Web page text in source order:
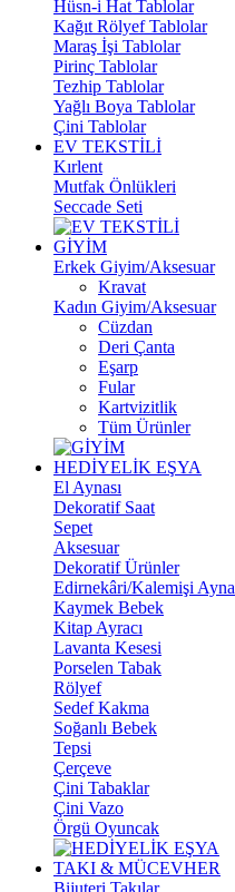
Hüsn-i Hat Tablolar
Kağıt Rölyef Tablolar
Maraş İşi Tablolar
Pirinç Tablolar
Tezhip Tablolar
Yağlı Boya Tablolar
Çini Tablolar
EV TEKSTİLİ
Kırlent
Mutfak Önlükleri
Seccade Seti
GİYİM
Erkek Giyim/Aksesuar
Kravat
Kadın Giyim/Aksesuar
Cüzdan
Deri Çanta
Eşarp
Fular
Kartvizitlik
Tüm Ürünler
HEDİYELİK EŞYA
El Aynası
Dekoratif Saat
Sepet
Aksesuar
Dekoratif Ürünler
Edirnekâri/Kalemişi Ayna
Kaymek Bebek
Kitap Ayracı
Lavanta Kesesi
Porselen Tabak
Rölyef
Sedef Kakma
Soğanlı Bebek
Tepsi
Çerçeve
Çini Tabaklar
Çini Vazo
Örgü Oyuncak
TAKI & MÜCEVHER
Bijuteri Takılar